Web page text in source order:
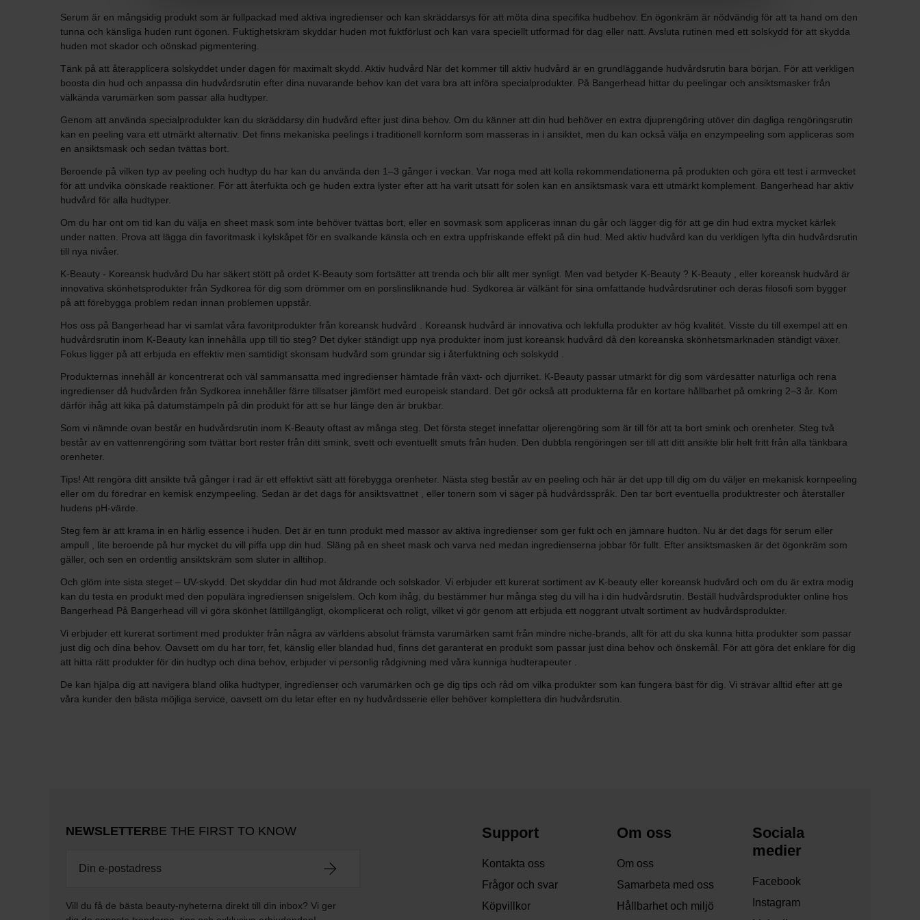
Serum är en mångsidig produkt som är fullpackad med aktiva ingredienser och kan skräddarsys för att möta dina specifika hudbehov. En ögonkräm är nödvändig för att ta hand om den
tunna och känsliga huden runt ögonen. Fuktighetskräm skyddar huden mot fuktförlust och kan vara speciellt utformad för dag eller natt. Avsluta rutinen med ett solskydd för att skydda
huden mot skador och oönskad pigmentering.
Tänk på att återapplicera solskyddet under dagen för maximalt skydd. Aktiv hudvård När det kommer till aktiv hudvård är en grundläggande hudvårdsrutin bara början. För att verkligen
boosta din hud och anpassa din hudvårdsrutin efter dina nuvarande behov kan det vara bra att införa specialprodukter. På Bangerhead hittar du peelingar och ansiktsmasker från
välkända varumärken som passar alla hudtyper.
Genom att använda specialprodukter kan du skräddarsy din hudvård efter just dina behov. Om du känner att din hud behöver en extra djuprengöring utöver din dagliga rengöringsrutin
kan en peeling vara ett utmärkt alternativ. Det finns mekaniska peelings i traditionell kornform som masseras in i ansiktet, men du kan också välja en enzympeeling som appliceras som
en ansiktsmask och sedan tvättas bort.
Beroende på vilken typ av peeling och hudtyp du har kan du använda den 1–3 gånger i veckan. Var noga med att kolla rekommendationerna på produkten och göra ett test i armvecket
för att undvika oönskade reaktioner. För att återfukta och ge huden extra lyster efter att ha varit utsatt för solen kan en ansiktsmask vara ett utmärkt komplement. Bangerhead har aktiv
hudvård för alla hudtyper.
Om du har ont om tid kan du välja en sheet mask som inte behöver tvättas bort, eller en sovmask som appliceras innan du går och lägger dig för att ge din hud extra mycket kärlek
under natten. Prova att lägga din favoritmask i kylskåpet för en svalkande känsla och en extra uppfriskande effekt på din hud. Med aktiv hudvård kan du verkligen lyfta din hudvårdsrutin
till nya nivåer.
K-Beauty - Koreansk hudvård Du har säkert stött på ordet K-Beauty som fortsätter att trenda och blir allt mer synligt. Men vad betyder K-Beauty ? K-Beauty , eller koreansk hudvård är
innovativa skönhetsprodukter från Sydkorea för dig som drömmer om en porslinsliknande hud. Sydkorea är välkänt för sina omfattande hudvårdsrutiner och deras filosofi som bygger
på att förebygga problem redan innan problemen uppstår.
Hos oss på Bangerhead har vi samlat våra favoritprodukter från koreansk hudvård . Koreansk hudvård är innovativa och lekfulla produkter av hög kvalitét. Visste du till exempel att en
hudvårdsrutin inom K-Beauty kan innehålla upp till tio steg? Det dyker ständigt upp nya produkter inom just koreansk hudvård då den koreanska skönhetsmarknaden ständigt växer.
Fokus ligger på att erbjuda en effektiv men samtidigt skonsam hudvård som grundar sig i återfuktning och solskydd .
Produkternas innehåll är koncentrerat och väl sammansatta med ingredienser hämtade från växt- och djurriket. K-Beauty passar utmärkt för dig som värdesätter naturliga och rena
ingredienser då hudvården från Sydkorea innehåller färre tillsatser jämfört med europeisk standard. Det gör också att produkterna får en kortare hållbarhet på omkring 2–3 år. Kom
därför ihåg att kika på datumstämpeln på din produkt för att se hur länge den är brukbar.
Som vi nämnde ovan består en hudvårdsrutin inom K-Beauty oftast av många steg. Det första steget innefattar oljerengöring som är till för att ta bort smink och orenheter. Steg två
består av en vattenrengöring som tvättar bort rester från ditt smink, svett och eventuellt smuts från huden. Den dubbla rengöringen ser till att ditt ansikte blir helt fritt från alla tänkbara
orenheter.
Tips! Att rengöra ditt ansikte två gånger i rad är ett effektivt sätt att förebygga orenheter. Nästa steg består av en peeling och här är det upp till dig om du väljer en mekanisk kornpeeling
eller om du föredrar en kemisk enzympeeling. Sedan är det dags för ansiktsvattnet , eller tonern som vi säger på hudvårdsspråk. Den tar bort eventuella produktrester och återställer
hudens pH-värde.
Steg fem är att krama in en härlig essence i huden. Det är en tunn produkt med massor av aktiva ingredienser som ger fukt och en jämnare hudton. Nu är det dags för serum eller
ampull , lite beroende på hur mycket du vill piffa upp din hud. Släng på en sheet mask och varva ned medan ingredienserna jobbar för fullt. Efter ansiktsmasken är det ögonkräm som
gäller, och sen en ordentlig ansiktskräm som sluter in alltihop.
Och glöm inte sista steget – UV-skydd. Det skyddar din hud mot åldrande och solskador. Vi erbjuder ett kurerat sortiment av K-beauty eller koreansk hudvård och om du är extra modig
kan du testa en produkt med den populära ingrediensen snigelslem. Och kom ihåg, du bestämmer hur många steg du vill ha i din hudvårdsrutin. Beställ hudvårdsprodukter online hos
Bangerhead På Bangerhead vill vi göra skönhet lättillgängligt, okomplicerat och roligt, vilket vi gör genom att erbjuda ett noggrant utvalt sortiment av hudvårdsprodukter.
Vi erbjuder ett kurerat sortiment med produkter från några av världens absolut främsta varumärken samt från mindre niche-brands, allt för att du ska kunna hitta produkter som passar
just dig och dina behov. Oavsett om du har torr, fet, känslig eller blandad hud, finns det garanterat en produkt som passar just dina behov och önskemål. För att göra det enklare för dig
att hitta rätt produkter för din hudtyp och dina behov, erbjuder vi personlig rådgivning med våra kunniga hudterapeuter .
De kan hjälpa dig att navigera bland olika hudtyper, ingredienser och varumärken och ge dig tips och råd om vilka produkter som kan fungera bäst för dig. Vi strävar alltid efter att ge
våra kunder den bästa möjliga service, oavsett om du letar efter en ny hudvårdsserie eller behöver komplettera din hudvårdsrutin.
NEWSLETTERBE THE FIRST TO KNOW
Vill du få de bästa beauty-nyheterna direkt till din inbox? Vi ger
Support
Kontakta oss
Frågor och svar
Köpvillkor
Om oss
Om oss
Samarbeta med oss
Hållbarhet och miljö
Sociala
medier
Facebook
Instagram